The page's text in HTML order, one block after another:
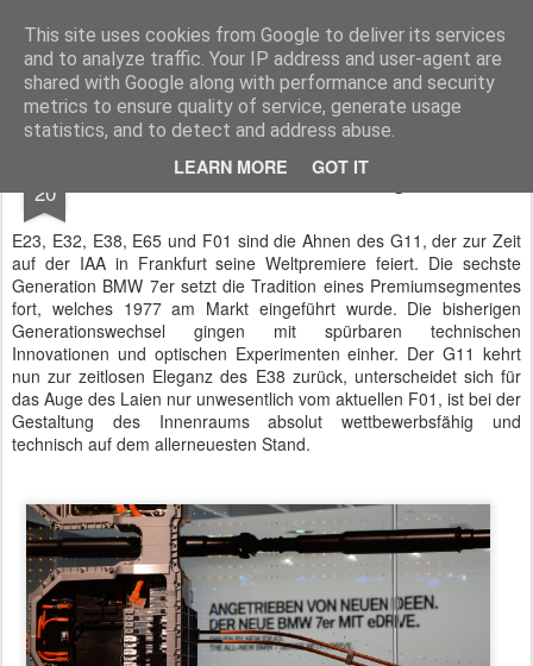
This site uses cookies from Google to deliver its services
and to analyze traffic. Your IP address and user-agent are
shared with Google along with performance and security
metrics to ensure quality of service, generate usage
statistics, and to detect and address abuse.
LEARN MORE GOT IT
BTB concept Media GmbH Presseberichte zu Bundespolitik, Diplomatie, Sicherheitspolitik, Wirtschaft, Fahrzeugtechnik und IT - Pressedienst, Fachartikel, Bildredaktion, O-Ton-Videos
20 BMW 7er auf der IAA vorgestellt
E23, E32, E38, E65 und F01 sind die Ahnen des G11, der zur Zeit
auf der IAA in Frankfurt seine Weltpremiere feiert. Die sechste
Generation BMW 7er setzt die Tradition eines Premiumsegmentes
fort, welches 1977 am Markt eingeführt wurde. Die bisherigen
Generationswechsel gingen mit spürbaren technischen
Innovationen und optischen Experimenten einher. Der G11 kehrt
nun zur zeitlosen Eleganz des E38 zurück, unterscheidet sich für
das Auge des Laien nur unwesentlich vom aktuellen F01, ist bei der
Gestaltung des Innenraums absolut wettbewerbsfähig und
technisch auf dem allerneuesten Stand.